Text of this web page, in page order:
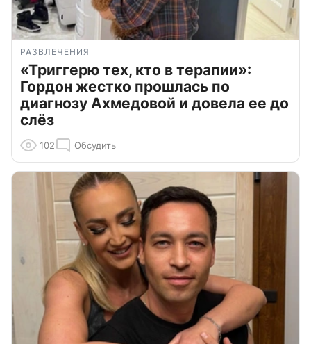
РАЗВЛЕЧЕНИЯ
«Триггерю тех, кто в терапии»:
Гордон жестко прошлась по
диагнозу Ахмедовой и довела ее до
слёз
102 Обсудить